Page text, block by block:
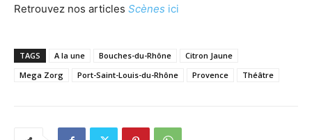
Retrouvez nos articles Scènes ici
TAGS A la une Bouches-du-Rhône
Citron Jaune
Mega Zorg
Port-Saint-Louis-du-Rhône Provence Théâtre